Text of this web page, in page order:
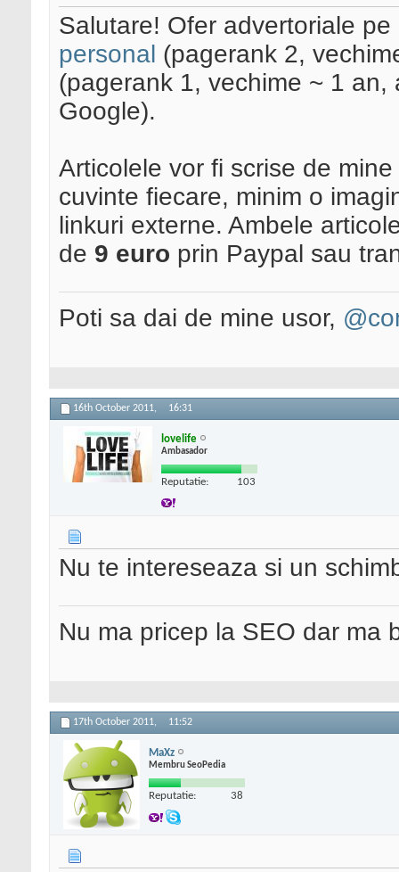
Salutare! Ofer advertoriale
personal (pagerank 2,
(pagerank 1, vechime ~ 1
Google).
Articolele vor fi scrise de
cuvinte fiecare, minim o
linkuri externe. Ambele
de 9 euro prin Paypal sau
Poti sa dai de mine usor,
16th October 2011, 16:31
lovelife
Ambasador
Reputatie: 103
Nu te intereseaza si un
Nu ma pricep la SEO dar ma
17th October 2011, 11:52
MaXz
Membru SeoPedia
Reputatie: 38